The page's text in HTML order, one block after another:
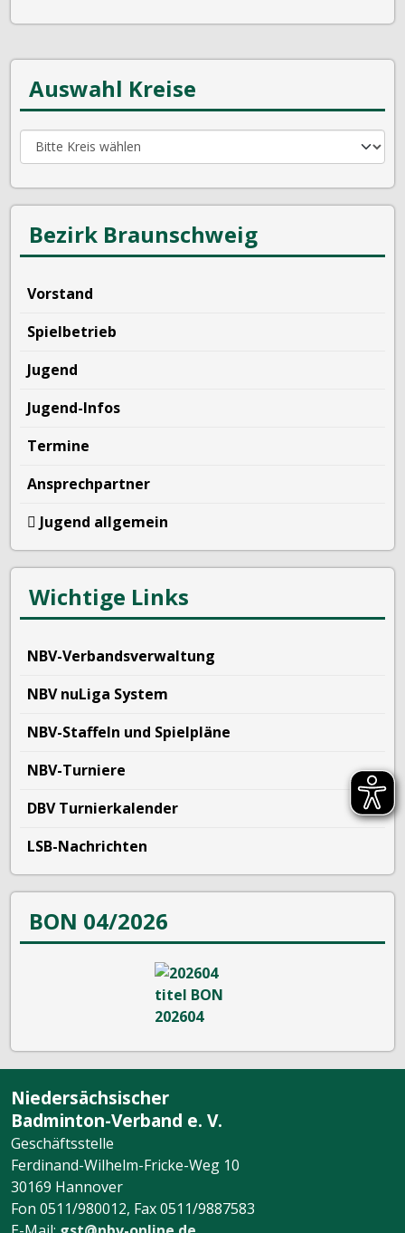
Auswahl Kreise
Bezirk Braunschweig
Vorstand
Spielbetrieb
Jugend
Jugend-Infos
Termine
Ansprechpartner
Jugend allgemein
Wichtige Links
NBV-Verbandsverwaltung
NBV nuLiga System
NBV-Staffeln und Spielpläne
NBV-Turniere
DBV Turnierkalender
LSB-Nachrichten
BON 04/2026
Niedersächsischer
Badminton-Verband e. V.
Geschäftsstelle
Ferdinand-Wilhelm-Fricke-Weg 10
30169 Hannover
Fon 0511/980012, Fax 0511/9887583